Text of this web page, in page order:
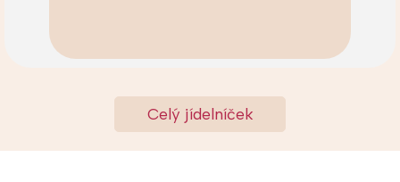
Celý jídelníček